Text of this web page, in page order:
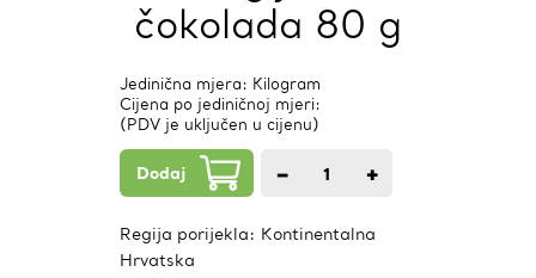
čokolada 80 g
Jedinična mjera: Kilogram
Cijena po jediničnoj mjeri:
(PDV je uključen u cijenu)
Dodaj − 1 +
Regija porijekla: Kontinentalna
Hrvatska